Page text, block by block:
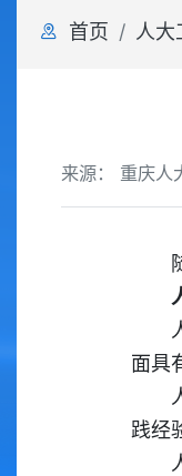
首页 人大
来源： 重庆人
随
人
面具
人
践经
人